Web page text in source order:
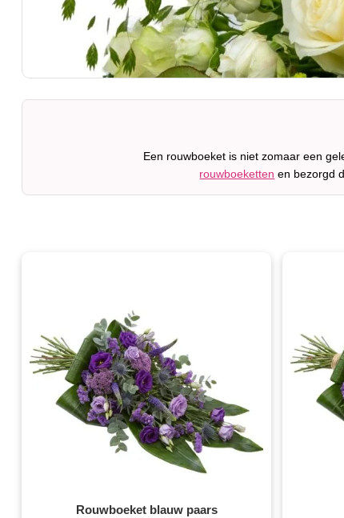
Een rouwboeket is niet zomaar een
rouwboeketten en bezorgd
Rouwboeket blauw paars